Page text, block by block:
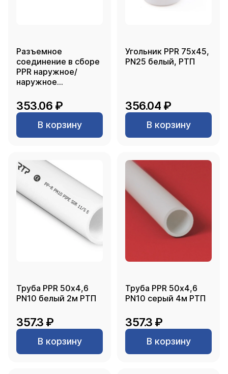
Разъемное
соединение в сборе
PPR наружное/
наружное
белый, RTP
353.06 ₽
В корзину
Угольник PPR 75х45,
PN25 белый, РТП
356.04 ₽
В корзину
Труба PPR 50х4,6
PN10 белый 2м РТП
357.3 ₽
В корзину
Труба PPR 50х4,6
PN10 серый 4м РТП
357.3 ₽
В корзину